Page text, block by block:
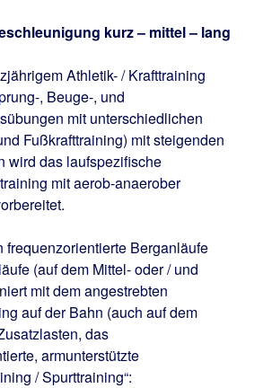
kurz – mittel – lang
Athletik- / Krafttraining
, Beuge-, und
mit unterschiedlichen
Fußkrafttraining) mit steigenden
wird das laufspezifische
mit aerob-anaerober
frequenzorientierte Berganläufe
(auf dem Mittel- oder / und
mit dem angestrebten
auf der Bahn (auch auf dem
das
armunterstützte
/ Spurttraining“: